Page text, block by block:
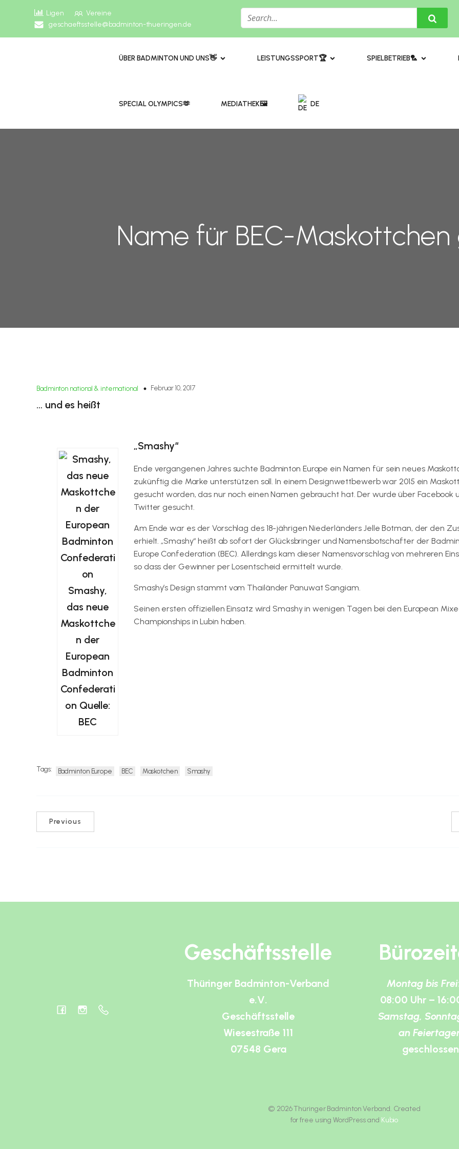
Ligen
Vereine
geschaeftsstelle@badminton-thueringen.de
ÜBER BADMINTON UND UNS👋 ​LEISTUNGSSPORT🏆 SPIELBETRIEB🏸
​​SPECIAL OLYMPICS🫶 MEDIATHEK🖼️​ DE
Name für BEC-
Badminton national & international Februar 10, 2017
… und es heißt
Smashy,
das neue
Maskottche
n der
European
Badminton
Confederati
on Quelle:
BEC
„Smashy“
Ende vergangenen Jahres suchte Badminton Europe ein Namen für sein neues
zukünftig die Marke unterstützen soll. In einem Designwettbewerb war 2015 ein
gesucht worden, das nur noch einen Namen gebraucht hat. Der wurde über Facebook
Twitter gesucht.
Am Ende war es der Vorschlag des 18-jährigen Niederländers Jelle Botman, der den
erhielt. „Smashy“ heißt ab sofort der Glücksbringer und Namensbotschafter der
Europe Confederation (BEC). Allerdings kam dieser Namensvorschlag von mehreren
so dass der Gewinner per Losentscheid ermittelt wurde.
Smashy’s Design stammt vom Thailänder Panuwat Sangiam.
Seinen ersten offiziellen Einsatz wird Smashy in wenigen Tagen bei den European
Championships in Lubin haben.
Tags: Badminton Europe BEC Maskotchen Smashy
Previous
Geschäftsstelle
Thüringer Badminton-Verband
e.V.
Geschäftsstelle
Wiesestraße 111
07548 Gera
Montag bis
08:00 Uhr –
Samstag,
an
geschlossen
© 2026 Thüringer Badminton Verband. Created
for free using WordPress and Kubio